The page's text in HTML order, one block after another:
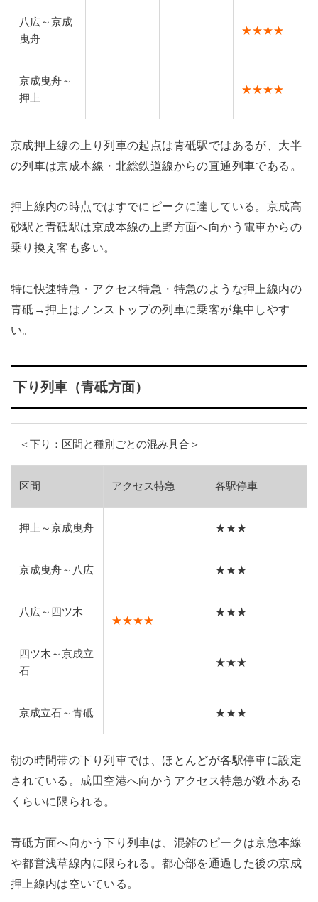
八広～京成
曳舟
★★★★
京成曳舟～
押上
★★★★
京成押上線の上り列車の起点は青砥駅ではあるが、大半
の列車は京成本線・北総鉄道線からの直通列車である。
押上線内の時点ではすでにピークに達している。京成高
砂駅と青砥駅は京成本線の上野方面へ向かう電車からの
乗り換え客も多い。
特に快速特急・アクセス特急・特急のような押上線内の
青砥→押上はノンストップの列車に乗客が集中しやす
い。
下り列車（青砥方面）
＜下り：区間と種別ごとの混み具合＞
区間 アクセス特急 各駅停車
押上～京成曳舟
★★★★
★★★
京成曳舟～八広 ★★★
八広～四ツ木 ★★★
四ツ木～京成立
石
★★★
京成立石～青砥 ★★★
朝の時間帯の下り列車では、ほとんどが各駅停車に設定
されている。成田空港へ向かうアクセス特急が数本ある
くらいに限られる。
青砥方面へ向かう下り列車は、混雑のピークは京急本線
や都営浅草線内に限られる。都心部を通過した後の京成
押上線内は空いている。